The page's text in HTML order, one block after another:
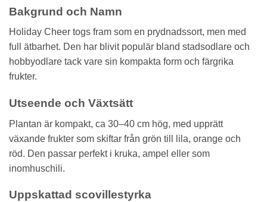
Bakgrund och Namn
Holiday Cheer togs fram som en prydnadssort, men med
full ätbarhet. Den har blivit populär bland stadsodlare och
hobbyodlare tack vare sin kompakta form och färgrika
frukter.
Utseende och Växtsätt
Plantan är kompakt, ca 30–40 cm hög, med upprätt
växande frukter som skiftar från grön till lila, orange och
röd. Den passar perfekt i kruka, ampel eller som
inomhuschili.
Uppskattad scovillestyrka